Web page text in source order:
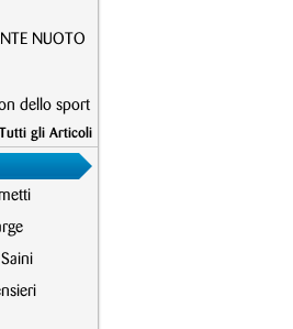
NUOTO
dello sport
Tutti gli Articoli